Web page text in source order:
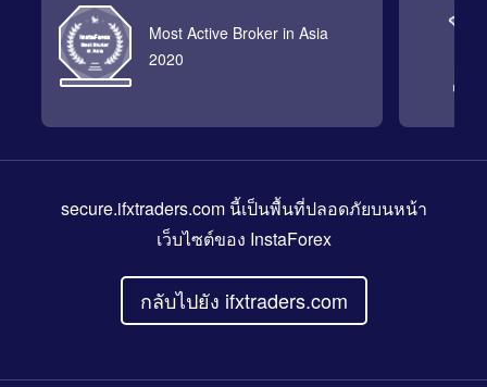
Most Active Broker in Asia
2020
secure.ifxtraders.comนี้เป็นพื้นที่ปลอดภัยบนหน้า
เว็บไซต์ของ InstaForex
กลับไปยัง ifxtraders.com